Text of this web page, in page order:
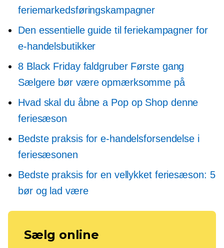
feriemarkedsføringskampagner
Den essentielle guide til feriekampagner for
e-handelsbutikker
8 Black Friday faldgruber Første gang
Sælgere bør være opmærksomme på
Hvad skal du åbne a Pop opShop denne
feriesæson
Bedste praksis for e-handelsforsendelse i
feriesæsonen
Bedste praksis for en vellykket feriesæson: 5
bør og lad være
Sælg online